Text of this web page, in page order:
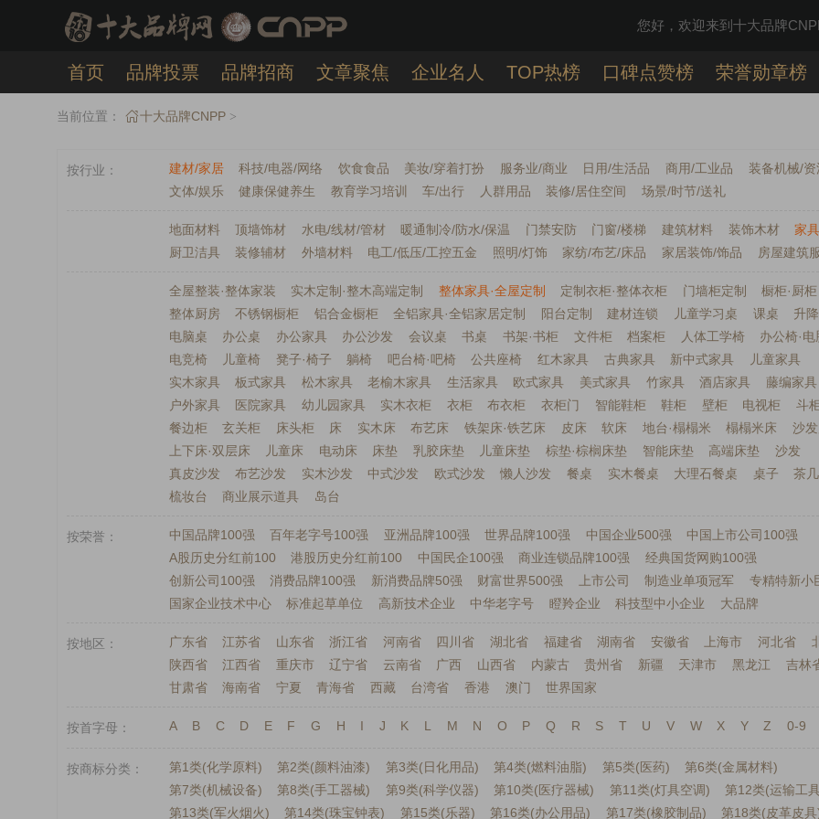
您好，欢迎来到十大品牌
首页 品牌投票 品牌招商 文章聚焦 企业名人 TOP热榜 口碑点赞榜 荣誉勋章榜
发布提交 APP下载
当前位置： 十大品牌CNPP >
按行业 建材/家居 科技/电器/网络 饮食食品 美妆/穿着打扮 服务业/商业 日用/生活品 商用/工业品
装备机械/资
文体/娱乐
健康保健养生 教育学习培训 车/出行 人群用品 装修/居住空间 场景/时节/送礼
地面材料 顶墙饰材 水电/线材/管材 暖通制冷/防水/保温 门禁安防 门窗/楼梯 建筑材料 装饰木材
家
厨卫洁具
装修辅材 外墙材料 电工/低压/工控五金 照明/灯饰 家纺/布艺/床品 家居装饰/饰品 房屋建筑
全屋整装·整体家装 实木定制·整木高端定制 整体家具·全屋定制 定制衣柜·整体衣柜 门墙柜定制
橱柜·厨柜
整体厨房
不锈钢橱柜 铝合金橱柜 全铝家具·全铝家居定制 阳台定制 建材连锁 儿童学习桌 课桌
升
电脑桌
办公桌 办公家具 办公沙发 会议桌 书桌 书架·书柜 文件柜 档案柜 人体工学椅
办公椅·
电竞椅
儿童椅 凳子·椅子 躺椅 吧台椅·吧椅 公共座椅 红木家具 古典家具 新中式家具
儿童家具
实木家具
板式家具 松木家具 老榆木家具 生活家具 欧式家具 美式家具 竹家具 酒店家具
藤编家具
户外家具
医院家具 幼儿园家具 实木衣柜 衣柜 布衣柜 衣柜门 智能鞋柜 鞋柜 壁柜 电视柜
斗
餐边柜
玄关柜 床头柜 床 实木床 布艺床 铁架床·铁艺床 皮床 软床 地台·榻榻米 榻榻米床
沙
上下床·双层床
儿童床 电动床 床垫 乳胶床垫 儿童床垫 棕垫·棕榈床垫 智能床垫 高端床垫
沙发
真皮沙发
布艺沙发 实木沙发 中式沙发 欧式沙发 懒人沙发 餐桌 实木餐桌 大理石餐桌 桌子
茶几
梳妆台
商业展示道具 岛台
按荣誉 中国品牌100强 百年老字号100强 亚洲品牌100强 世界品牌100强 中国企业500强
中国上市公司100强
A股历史分红前100
港股历史分红前100 中国民企100强 商业连锁品牌100强
经典国货网购100强
创新公司100强
消费品牌100强 新消费品牌50强 财富世界500强 上市公司 制造业单项冠军
专精特新小
国家企业技术中心
标准起草单位 高新技术企业 中华老字号 瞪羚企业 科技型中小企业 大品牌
按地区 广东省 江苏省 山东省 浙江省 河南省 四川省 湖北省 福建省 湖南省 安徽省 上海市 河北省
陕西省
江西省 重庆市 辽宁省 云南省 广西 山西省 内蒙古 贵州省 新疆 天津市 黑龙江
吉林
甘肃省
海南省 宁夏 青海省 西藏 台湾省 香港 澳门 世界国家
按首字母 A B C D E F G H I J K L M N O P Q R S T U V W X Y Z 0-9
按商标分类 第1类(化学原料) 第2类(颜料油漆) 第3类(日化用品) 第4类(燃料油脂) 第5类(医药)
第6类(金属材料)
第7类(机械设备)
第8类(手工器械) 第9类(科学仪器) 第10类(医疗器械) 第11类(灯具空调)
第12类(运输工
第13类(军火烟火)
第14类(珠宝钟表) 第15类(乐器) 第16类(办公用品) 第17类(橡胶制品)
第18类(皮革皮具